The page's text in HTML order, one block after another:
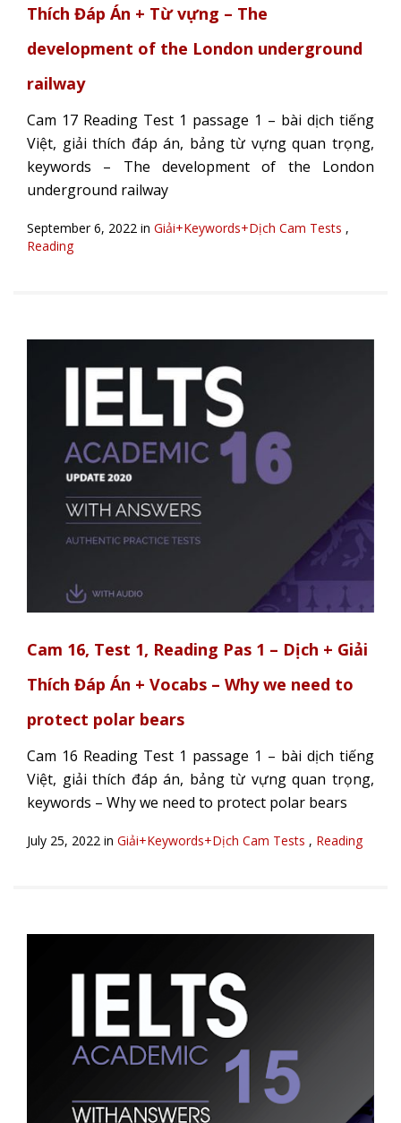
Thích Đáp Án + Từ vựng – The
development of the London underground
railway
Cam 17 Reading Test 1 passage 1 – bài dịch tiếng
Việt, giải thích đáp án, bảng từ vựng quan trọng,
keywords – The development of the London
underground railway
September 6, 2022 in Giải+Keywords+Dịch Cam Tests ,
Reading
Cam 16, Test 1, Reading Pas 1 – Dịch + Giải
Thích Đáp Án + Vocabs – Why we need to
protect polar bears
Cam 16 Reading Test 1 passage 1 – bài dịch tiếng
Việt, giải thích đáp án, bảng từ vựng quan trọng,
keywords – Why we need to protect polar bears
July 25, 2022 in Giải+Keywords+Dịch Cam Tests , Reading